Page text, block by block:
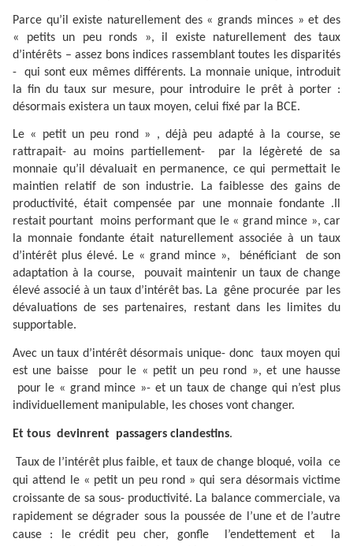
Parce qu’il existe naturellement des « grands minces » et des
« petits un peu ronds », il existe naturellement des taux
d’intérêts – assez bons indices rassemblant toutes les disparités
-
qui sont eux mêmes différents. La monnaie unique, introduit
la fin du taux sur mesure, pour introduire le prêt à porter :
désormais existera un taux moyen, celui fixé par la BCE.
Le « petit un peu rond » , déjà peu adapté à la course, se
rattrapait- au moins partiellement-
par la légèreté de sa
monnaie qu’il dévaluait en permanence, ce qui permettait le
maintien relatif de son industrie. La faiblesse des gains de
productivité, était compensée par une monnaie fondante .Il
restait pourtant
moins performant que le « grand mince », car
la monnaie fondante était naturellement associée à un taux
d’intérêt plus élevé. Le « grand mince »,
bénéficiant
de son
adaptation à la course,
pouvait maintenir un taux de change
élevé associé à un taux d’intérêt bas. La gêne procurée par les
dévaluations de ses partenaires, restant dans les limites du
supportable.
Avec un taux d’intérêt désormais unique- donc taux moyen qui
est une baisse
pour le « petit un peu rond », et une hausse
pour le « grand mince »- et un taux de change qui n’est plus
individuellement manipulable, les choses vont changer.
Et tous devinrent passagers clandestins.
Taux de l’intérêt plus faible, et taux de change bloqué, voila ce
qui attend le « petit un peu rond » qui sera désormais victime
croissante de sa sous- productivité. La balance commerciale, va
rapidement se dégrader sous la poussée de l’une et de l’autre
cause : le crédit peu cher, gonfle
l’endettement et
la